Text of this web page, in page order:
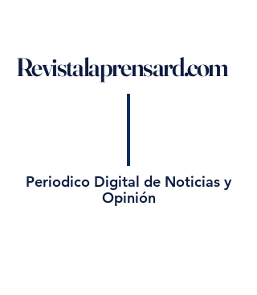
Revistalaprensard.com
Periodico Digital de Noticias y
Opinión